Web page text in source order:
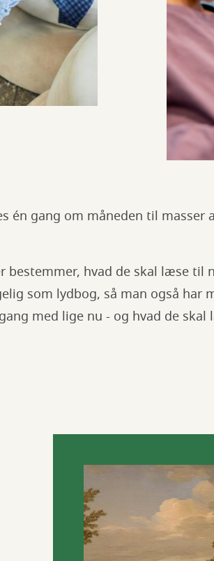
én gang om måneden til masser
bestemmer, hvad de skal læse til
som lydbog, så man også har
med lige nu - og hvad de